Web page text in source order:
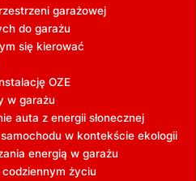
⁤garażowej
do⁢ garażu
się⁢ kierować
OZE
w garażu
auta z energii słonecznej
w kontekście ⁤ekologii
energią w garażu
życiu